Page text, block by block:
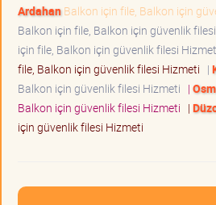
ArdahanBalkon için file, Balkon için
Balkon için file, Balkon için güvenlik
için file, Balkon için güvenlik filesi
file, Balkon için güvenlik filesi Hizmeti |
Balkon için güvenlik filesi Hizmeti |
Balkon için güvenlik filesi Hizmeti |
için güvenlik filesi Hizmeti